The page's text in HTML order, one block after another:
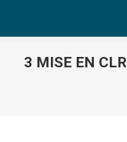
3 MISE EN CLR